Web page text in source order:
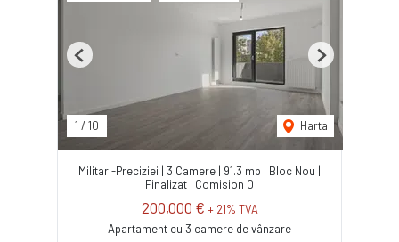
1 / 10 Harta
Previous Next
Militari-Preciziei | 3 Camere | 91.3 mp | Bloc Nou |
Finalizat | Comision 0
200,000 € + 21% TVA
Apartament cu 3 camere de vânzare